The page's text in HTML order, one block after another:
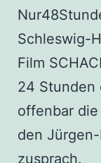
Schleswig-
Film
24
offenbar
den
zusprach.